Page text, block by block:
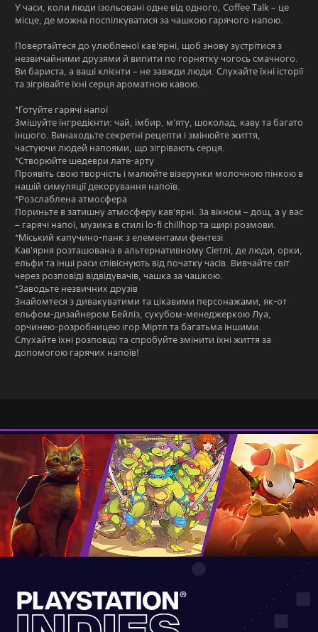
У часи, коли люди ізольовані одне від одного, Coffee Talk – це
місце, де можна поспілкуватися за чашкою гарячого напою.
Повертайтеся до улюбленої кав'ярні, щоб знову зустрітися з
незвичайними друзями й випити по горнятку чогось смачного.
Ви бариста, а ваші клієнти – не завжди люди. Слухайте їхні історії
та зігрівайте їхні серця ароматною кавою.
*Готуйте гарячі напої
Змішуйте інгредієнти: чай, імбир, м'яту, шоколад, каву та багато
іншого. Винаходьте секретні рецепти і змінюйте життя,
частуючи людей напоями, що зігрівають серця.
*Створюйте шедеври лате-арту
Проявіть свою творчість і малюйте візерунки молочною пінкою в
нашій симуляції декорування напоїв.
*Розслаблена атмосфера
Пориньте в затишну атмосферу кав'ярні. За вікном – дощ, а у вас
– гарячі напої, музика в стилі lo-fi chillhop та щирі розмови.
*Міський капучино-панк з елементами фентезі
Кав'ярня розташована в альтернативному Сіетлі, де люди, орки,
ельфи та інші раси співіснують від початку часів. Вивчайте світ
через розповіді відвідувачів, чашка за чашкою.
*Заводьте незвичних друзів
Знайомтеся з дивакуватими та цікавими персонажами, як-от
ельфом-дизайнером Бейліз, сукубом-менеджеркою Луа,
орчинею-розробницею ігор Міртл та багатьма іншими.
Слухайте їхні розповіді та спробуйте змінити їхні життя за
допомогою гарячих напоїв!